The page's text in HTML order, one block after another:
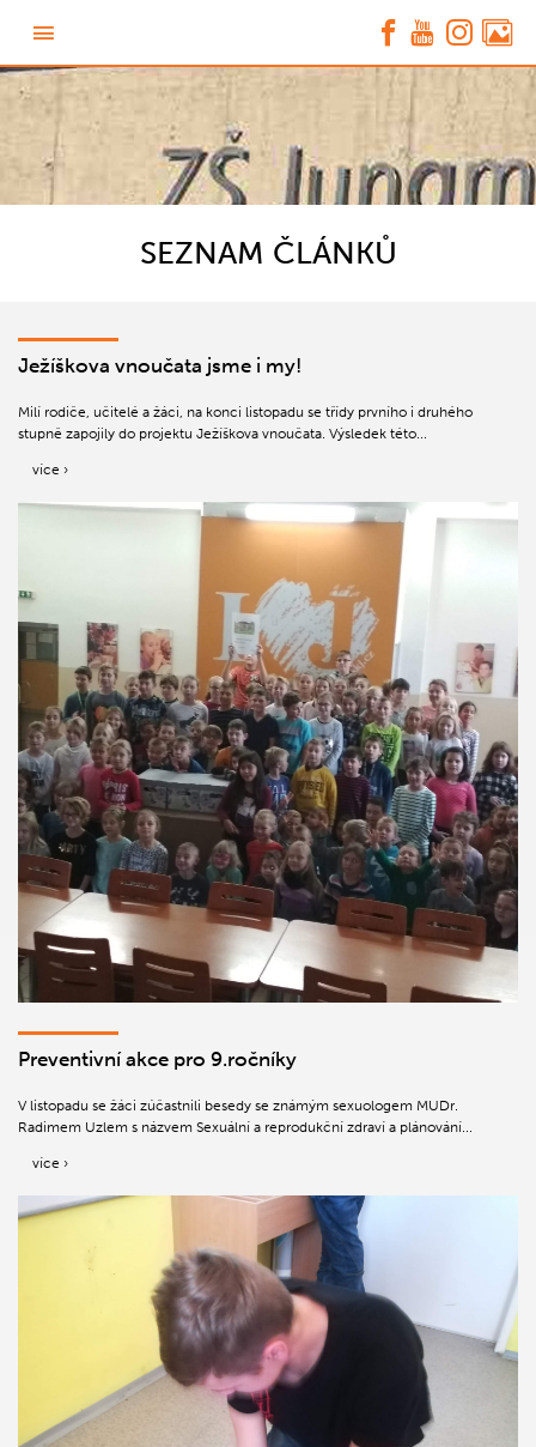
SEZNAM ČLÁNKŮ
Ježíškova vnoučata jsme i my!
Milí rodiče, učitelé a žáci, na konci listopadu se třídy prvního i druhého
stupně zapojily do projektu Ježíškova vnoučata. Výsledek této...
více ›
Preventivní akce pro 9.ročníky
V listopadu se žáci zúčastnili besedy se známým sexuologem MUDr.
Radimem Uzlem s názvem Sexuální a reprodukční zdraví a plánování...
více ›